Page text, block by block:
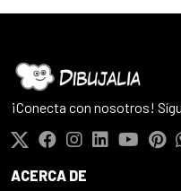
¡Conecta con nosotros!
ACERCA DE